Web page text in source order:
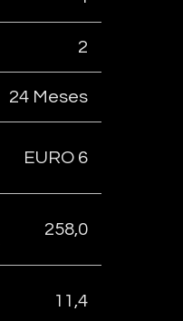
2
24 Meses
EURO 6
258,0
11,4